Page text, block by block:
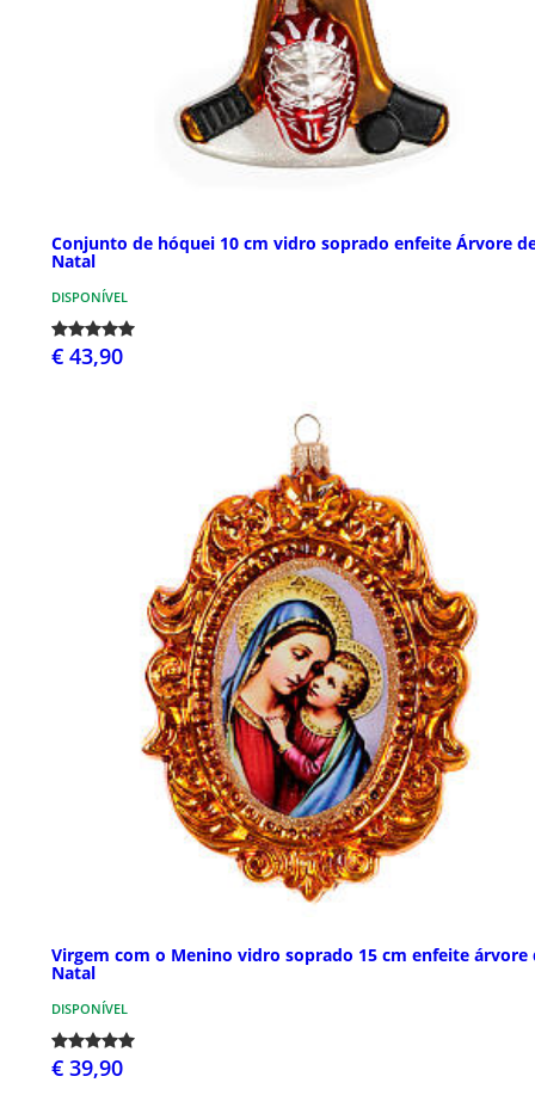
Conjunto de hóquei 10 cm vidro soprado enfeite Árvore
Natal
DISPONÍVEL
€ 43,90
Virgem com o Menino vidro soprado 15 cm enfeite árvore
Natal
DISPONÍVEL
€ 39,90